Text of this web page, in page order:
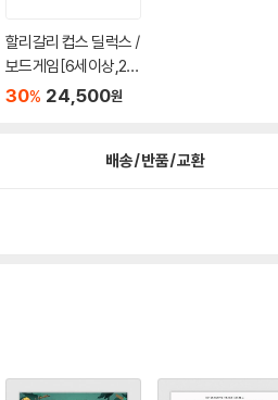
할리갈리 컵스 딜럭스 /
보드게임[6세이상,2~
4인...
30% 24,500원
배송/반품/교환